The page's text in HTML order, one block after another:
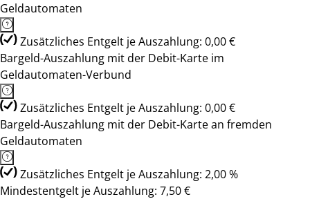
Geldautomaten
Zusätzliches Entgelt je Auszahlung: 0,00 €
Bargeld-Auszahlung mit der Debit-Karte im
Geldautomaten-Verbund
Zusätzliches Entgelt je Auszahlung: 0,00 €
Bargeld-Auszahlung mit der Debit-Karte an fremden
Geldautomaten
Zusätzliches Entgelt je Auszahlung: 2,00 %
Mindestentgelt je Auszahlung: 7,50 €